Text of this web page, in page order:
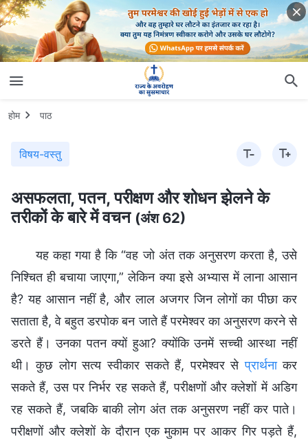
होम पाठ
विषय-वस्तु
असफलता, पतन, परीक्षण और शोधन झेलने के
तरीकों के बारे में वचन (अंश 62)
यह कहा गया है कि “वह जो अंत तक अनुसरण करता है, उसे
निश्चित ही बचाया जाएगा,” लेकिन क्या इसे अभ्यास में लाना आसान
है? यह आसान नहीं है, और लाल अजगर जिन लोगों का पीछा कर
सताता है, वे बहुत डरपोक बन जाते हैं परमेश्वर का अनुसरण करने से
डरते हैं। उनका पतन क्यों हुआ? क्योंकि उनमें सच्ची आस्था नहीं
थी। कुछ लोग सत्य स्वीकार सकते हैं, परमेश्वर सेप्रार्थनाकर
सकते हैं, उस पर निर्भर रह सकते हैं, परीक्षणों और क्लेशों में अडिग
रह सकते हैं, जबकि बाकी लोग अंत तक अनुसरण नहीं कर पाते।
परीक्षणों और क्लेशों के दौरान एक मुकाम पर आकर गिर पड़ते हैं,